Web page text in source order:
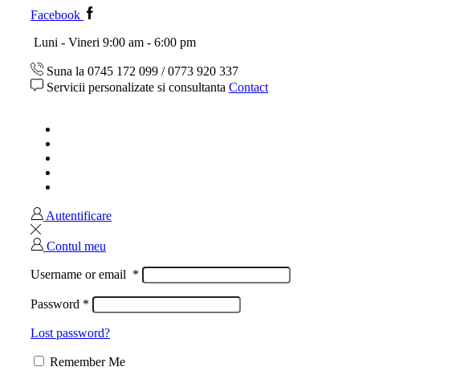
Facebook
Luni - Vineri 9:00 am - 6:00 pm
Suna la 0745 172 099 / 0773 920 337
Servicii personalizate si consultanta Contact
Autentificare
Contul meu
Username or email *
Password *
Lost password?
Remember Me